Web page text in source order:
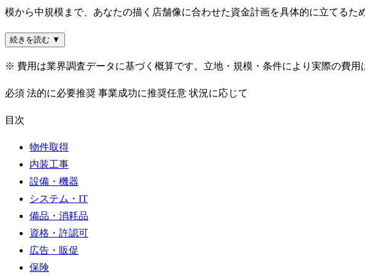
模から中規模まで、あなたの描く店舗像に合わせた資金計画を具体的に立てるた
続きを読む ▼
※ 費用は業界調査データに基づく概算です。立地・規模・条件により実際の費用
必須 法的に必要推奨 事業成功に推奨任意 状況に応じて
目次
物件取得
内装工事
設備・機器
システム・IT
備品・消耗品
資格・許認可
広告・販促
保険